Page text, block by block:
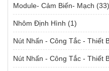
Module- Cảm Biến- Mạch (33)
Nhôm Định Hình (1)
Nút Nhấn - Công Tắc - Thiết
Nút Nhấn - Công Tắc - Thiết